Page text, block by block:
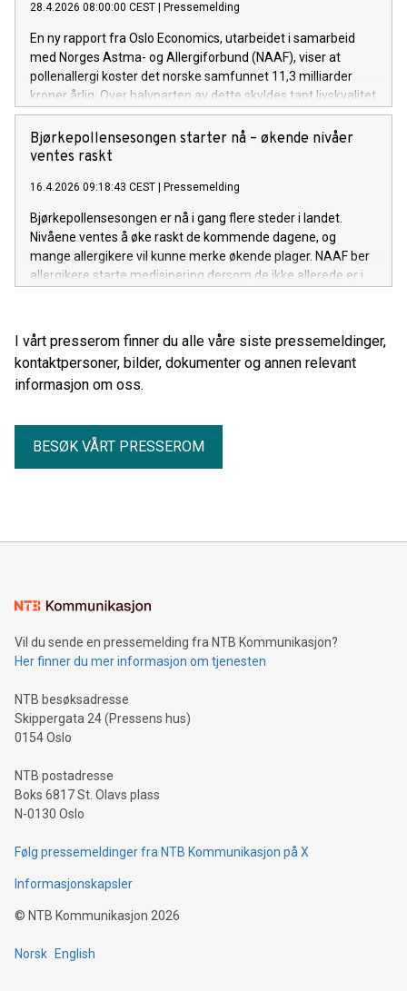
28.4.2026 08:00:00 CEST Pressemelding
En ny rapport fra Oslo Economics, utarbeidet i samarbeid
med Norges Astma- og Allergiforbund (NAAF), viser at
pollenallergi koster det norske samfunnet 11,3 milliarder
kroner årlig. Over halvparten av dette skyldes tapt livskvalitet
– ikke sykefravær.
Bjørkepollensesongen starter nå – økende nivåer
ventes raskt
16.4.2026 09:18:43 CEST Pressemelding
Bjørkepollensesongen er nå i gang flere steder i landet.
Nivåene ventes å øke raskt de kommende dagene, og
mange allergikere vil kunne merke økende plager. NAAF ber
allergikere starte medisinering dersom de ikke allerede er i
I vårt presserom finner du alle våre siste pressemeldinger,
kontaktpersoner, bilder, dokumenter og annen relevant
informasjon om oss.
BESØK VÅRT PRESSEROM
Vil du sende en pressemelding fra NTB Kommunikasjon?
Her finner du mer informasjon om tjenesten
NTB besøksadresse
Skippergata 24 (Pressens hus)
0154 Oslo
NTB postadresse
Boks 6817 St. Olavs plass
N-0130 Oslo
Følg pressemeldinger fra NTB Kommunikasjon på X
Informasjonskapsler
© NTB Kommunikasjon 2026
Norsk English